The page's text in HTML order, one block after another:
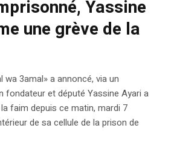
Yassine
une grève de la
3amal» a annoncé, via un
fondateur et député Yassine Ayari a
faim depuis ce matin, mardi 7
de sa cellule de la prison de